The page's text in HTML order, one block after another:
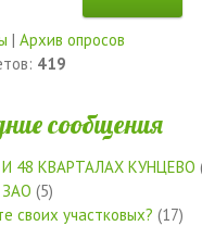
| Архив опросов
419
сообщения
48 КВАРТАЛАХ КУНЦЕВО
(5)
своих участковых? (17)